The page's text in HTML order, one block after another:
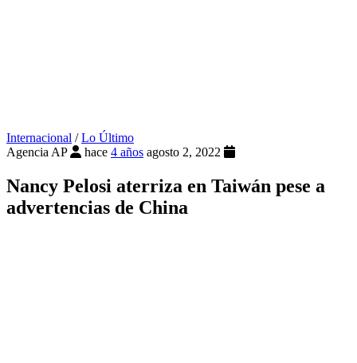
Internacional /Lo Último
Agencia AP
hace 4 años agosto 2, 2022
Nancy Pelosi aterriza en Taiwán pese a
advertencias de China